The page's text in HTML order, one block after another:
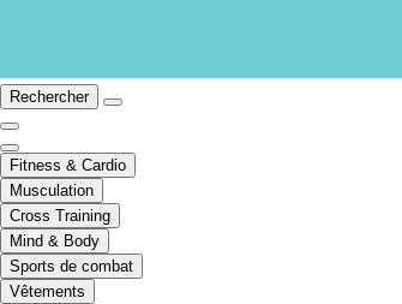
Rechercher
Fitness & Cardio
Musculation
Cross Training
Mind & Body
Sports de combat
Vêtements